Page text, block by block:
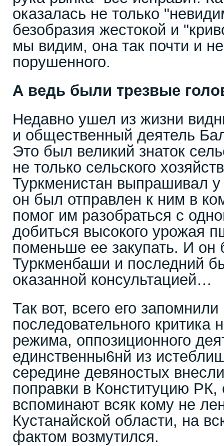
оказалась не только
безобразия жестокой и
мы видим, она так почти и
порушенного.
А ведь были трезвые
Недавно ушел из жизни
и общественный деятель
Это был великий знаток
не только сельского
Туркменистан выпрашивал
он был отправлен к ним в
помог им разобраться с
добиться высокого урожая
поменьше ее закупать. И
Туркменбаши и последний
оказанной консультацией…
Так вот, всего его запомнили
последовательного критика
режима, оппозиционного
единственны6нй из
середине девяностых
поправки в Конституцию РК,
вспоминают всяк кому не
Кустанайской области, на
фактом возмутился.